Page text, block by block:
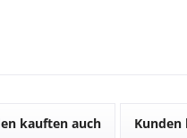
kauften auch Kunden